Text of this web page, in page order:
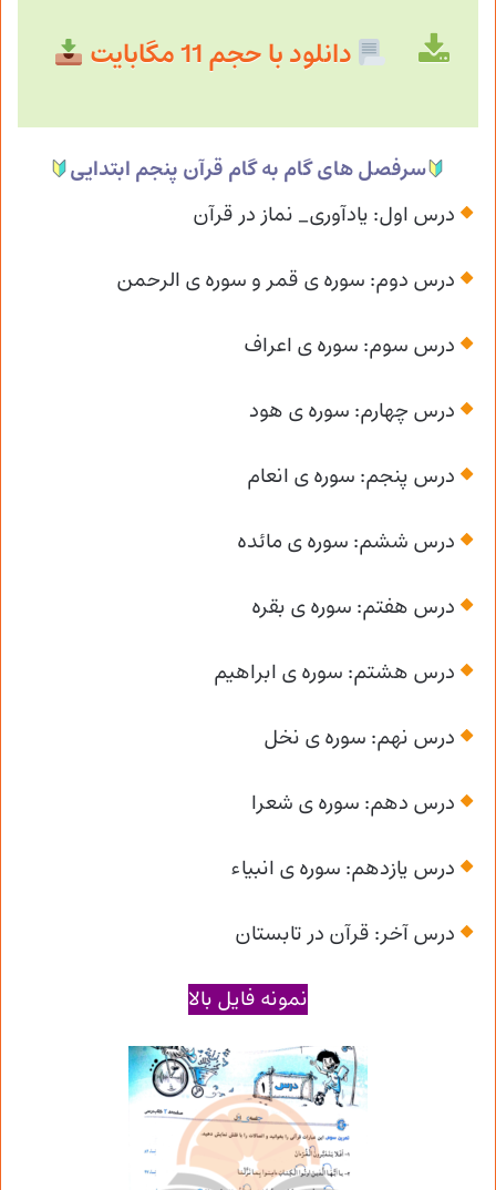
دانلود با حجم 11 مگابایت
سرفصل های گام به گام قرآن پنجم ابتدایی
درس اول: یادآوری_ نماز در قرآن
درس دوم: سوره ی قمر و سوره ی الرحمن
درس سوم: سوره ی اعراف
درس چهارم: سوره ی هود
درس پنجم: سوره ی انعام
درس ششم: سوره ی مائده
درس هفتم: سوره ی بقره
درس هشتم: سوره ی ابراهیم
درس نهم: سوره ی نخل
درس دهم: سوره ی شعرا
درس یازدهم: سوره ی انبیاء
درس آخر: قرآن در تابستان
نمونه فایل بالا